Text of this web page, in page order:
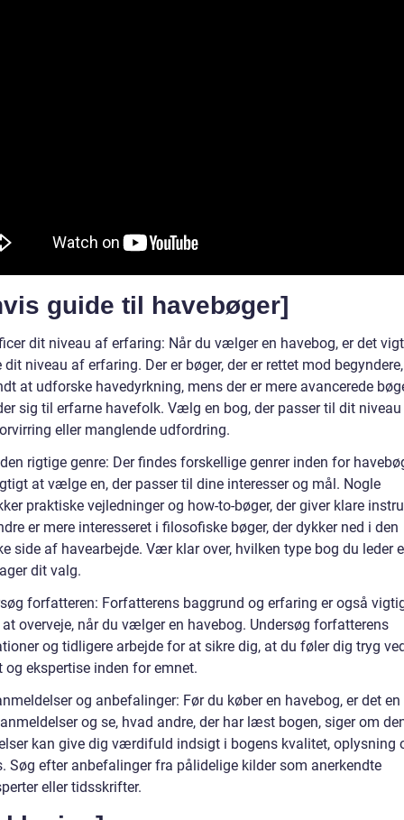
guide til havebøger]
dit niveau af erfaring: Når du vælger en havebog, er det
dit niveau af erfaring. Der er bøger, der er rettet mod
at udforske havedyrkning, mens der er mere avancerede
sig til erfarne havefolk. Vælg en bog, der passer til dit
eller manglende udfordring.
rigtige genre: Der findes forskellige genrer inden for
at vælge en, der passer til dine interesser og mål. Nogle
praktiske vejledninger og how-to-bøger, der giver klare
er mere interesseret i filosofiske bøger, der dykker ned i den
side af havearbejde. Vær klar over, hvilken type bog du leder
dit valg.
forfatteren: Forfatterens baggrund og erfaring er også
overveje, når du vælger en havebog. Undersøg forfatterens
og tidligere arbejde for at sikre dig, at du føler dig tryg
og ekspertise inden for emnet.
og anbefalinger: Før du køber en havebog, er det en
og se, hvad andre, der har læst bogen, siger om
kan give dig værdifuld indsigt i bogens kvalitet, oplysning
Søg efter anbefalinger fra pålidelige kilder som anerkendte
eller tidsskrifter.